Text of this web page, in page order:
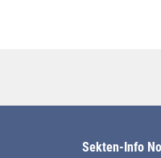
Sekten-Info